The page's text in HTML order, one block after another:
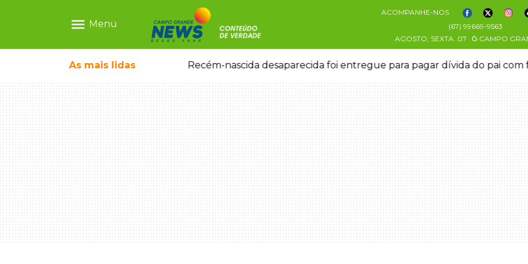
menu Menu
ACOMPANHE-NOS
(67) 99669-9563
AGOSTO, SEXTA 07 CAMPO
As mais lidas Recém-nascida desaparecida foi entregue para pagar dívida do pai com